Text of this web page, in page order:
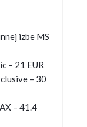
izbe MS
– 21 EUR
– 30
– 41.4